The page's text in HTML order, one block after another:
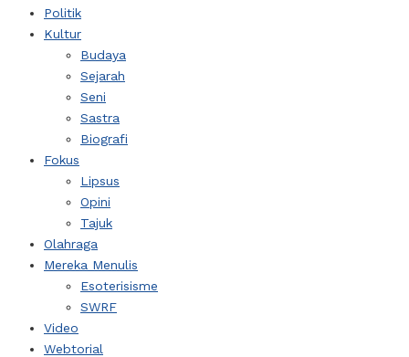
Politik
Kultur
Budaya
Sejarah
Seni
Sastra
Biografi
Fokus
Lipsus
Opini
Tajuk
Olahraga
Mereka Menulis
Esoterisisme
SWRF
Video
Webtorial